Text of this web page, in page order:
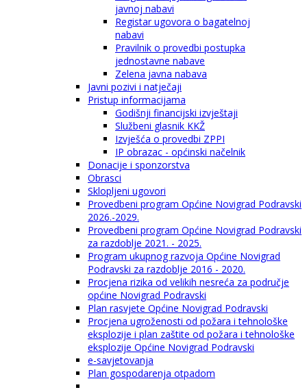
javnoj nabavi
Registar ugovora o bagatelnoj
nabavi
Pravilnik o provedbi postupka
jednostavne nabave
Zelena javna nabava
Javni pozivi i natječaji
Pristup informacijama
Godišnji financijski izvještaji
Službeni glasnik KKŽ
Izvješća o provedbi ZPPI
IP obrazac - općinski načelnik
Donacije i sponzorstva
Obrasci
Sklopljeni ugovori
Provedbeni program Općine Novigrad Podravski
2026.-2029.
Provedbeni program Općine Novigrad Podravski
za razdoblje 2021. - 2025.
Program ukupnog razvoja Općine Novigrad
Podravski za razdoblje 2016 - 2020.
Procjena rizika od velikih nesreća za područje
općine Novigrad Podravski
Plan rasvjete Općine Novigrad Podravski
Procjena ugroženosti od požara i tehnološke
eksplozije i plan zaštite od požara i tehnološke
eksplozije Općine Novigrad Podravski
e-savjetovanja
Plan gospodarenja otpadom